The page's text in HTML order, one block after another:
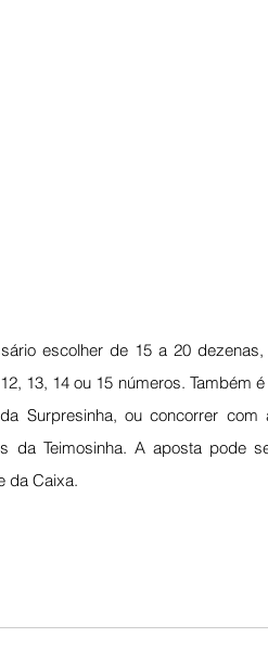
escolher de 15 a 20
13, 14 ou 15 números. Também
Surpresinha, ou concorrer
da Teimosinha. A aposta pode
da Caixa.